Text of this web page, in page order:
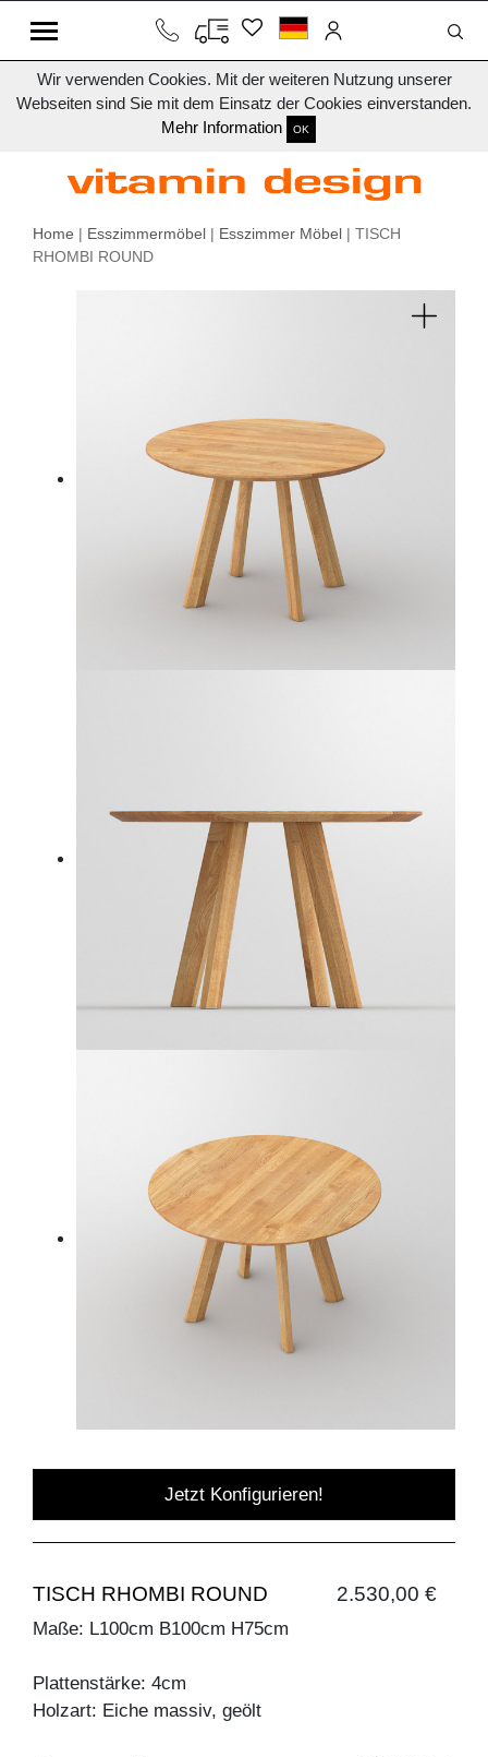
Wir verwenden Cookies. Mit der weiteren Nutzung unserer
Webseiten sind Sie mit dem Einsatz der Cookies einverstanden.
Mehr Information
OK
Home | Esszimmermöbel | Esszimmer Möbel | TISCH
RHOMBI ROUND
Jetzt Konfigurieren!
TISCH RHOMBI ROUND 2.530,00 €
Maße: L100cm B100cm H75cm
Plattenstärke: 4cm
Holzart: Eiche massiv, geölt